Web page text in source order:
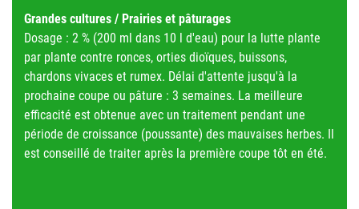
Grandes cultures / Prairies et pâturages
Dosage : 2 % (200 ml dans 10 l d'eau) pour la lutte plante
par plante contre ronces, orties dioïques, buissons,
chardons vivaces et rumex. Délai d'attente jusqu'à la
prochaine coupe ou pâture : 3 semaines. La meilleure
efficacité est obtenue avec un traitement pendant une
période de croissance (poussante) des mauvaises herbes. Il
est conseillé de traiter après la première coupe tôt en été.